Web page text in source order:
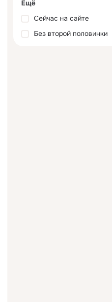
Ещё
Сейчас на сайте
Без второй половинки